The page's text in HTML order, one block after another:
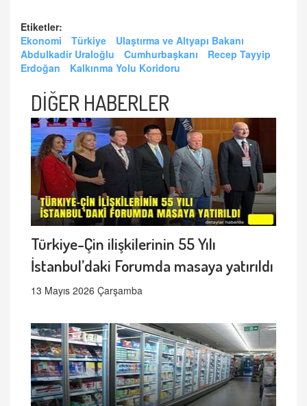
Etiketler:
Ekonomi
Türkiye
Ulaştırma ve Altyapı Bakanı
Abdulkadir Uraloğlu
Cumhurbaşkanı
Recep Tayyip
Erdoğan
Kalkınma Yolu Koridoru
DİĞER HABERLER
Türkiye-Çin ilişkilerinin 55 Yılı
İstanbul’daki Forumda masaya yatırıldı
13 Mayıs 2026 Çarşamba